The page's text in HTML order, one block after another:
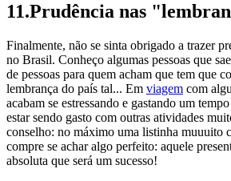
11.Prudência nas
Finalmente, não se sinta obrigado a trazer
no Brasil. Conheço algumas pessoas que
de pessoas para quem acham que tem que
lembrança do país tal... Em viagem com
acabam se estressando e gastando um
estar sendo gasto com outras atividades
conselho: no máximo uma listinha muuuito
compre se achar algo perfeito: aquele
absoluta que será um sucesso!